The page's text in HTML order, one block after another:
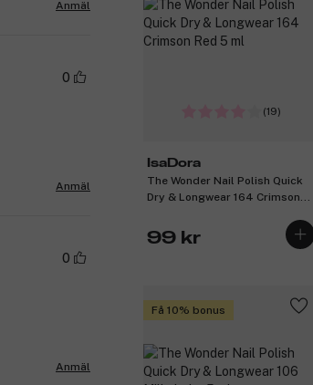
(19)
IsaDora
The Wonder Nail Polish Quick
Dry & Longwear 164 Crimson
99 kr
Få 10% bonus
Anmäl
0
Anmäl
0
Anmäl